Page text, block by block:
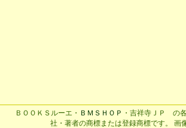
ＢＯＯＫＳルーエ・ ＢＭＳＨＯＰ ・吉祥寺ＪＰ の
社・著者の商標または登録商標です。 画